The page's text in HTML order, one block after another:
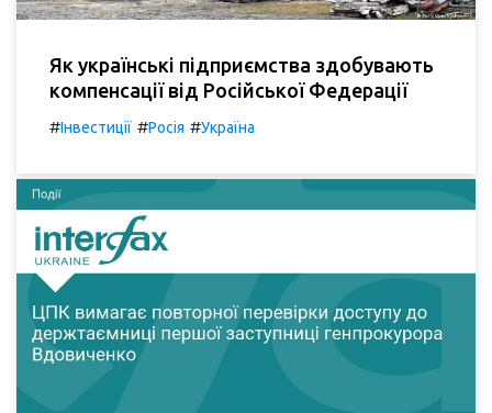
Як українські підприємства здобувають
компенсації від Російської Федерації
#Інвестиції #Росія #Україна